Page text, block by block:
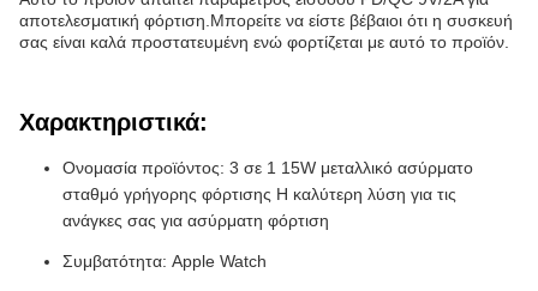
αποτελεσματική φόρτιση.Μπορείτε να είστε βέβαιοι ότι η συσκευή
σας είναι καλά προστατευμένη ενώ φορτίζεται με αυτό το προϊόν.
Χαρακτηριστικά:
Ονομασία προϊόντος: 3 σε 1 15W μεταλλικό ασύρματο
σταθμό γρήγορης φόρτισης Η καλύτερη λύση για τις
ανάγκες σας για ασύρματη φόρτιση
Συμβατότητα: Apple Watch